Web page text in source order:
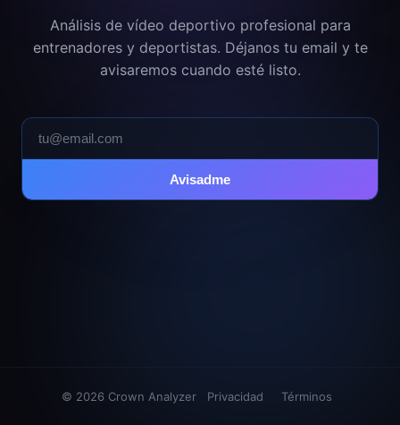
Análisis de vídeo deportivo profesional para
entrenadores y deportistas. Déjanos tu email y te
avisaremos cuando esté listo.
Avisadme
© 2026 Crown Analyzer Privacidad Términos